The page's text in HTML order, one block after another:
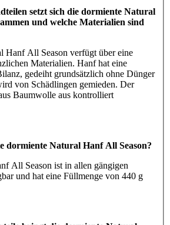
setzt sich die dormiente Natural
und welche Materialien sind
Hanf All Season verfügt über eine
Materialien. Hanf hat eine
gedeiht grundsätzlich ohne Dünger
von Schädlingen gemieden. Der
Baumwolle aus kontrolliert
dormiente Natural Hanf All Season?
All Season ist in allen gängigen
und hat eine Füllmenge von 440 g